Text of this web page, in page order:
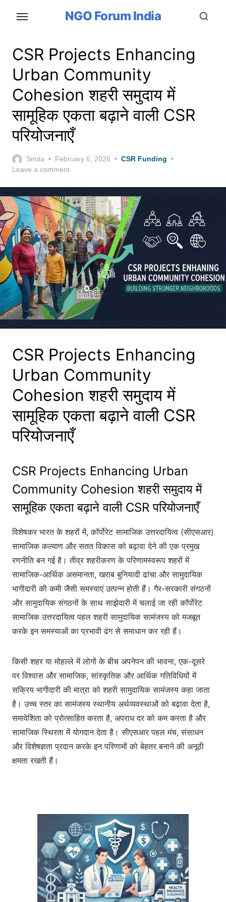
content
NGO Forum India
CSR Projects Enhancing
Urban Community
Cohesion शहरी समुदाय में
सामूहिक एकता बढ़ाने वाली CSR
परियोजनाएँ
Smita
Posted
on
February 6, 2026
CSR Funding
Leave a comment
CSR Projects Enhancing
Urban Community
Cohesion शहरी समुदाय में
सामूहिक एकता बढ़ाने वाली CSR
परियोजनाएँ
CSR Projects Enhancing Urban
Community Cohesion शहरी समुदाय में
सामूहिक एकता बढ़ाने वाली CSR परियोजनाएँ
विशेषकर भारत के शहरों में, कॉर्पोरेट सामाजिक उत्तरदायित्व (सीएसआर)
सामाजिक कल्याण और सतत विकास को बढ़ावा देने की एक प्रमुख
रणनीति बन गई है। तीव्र शहरीकरण के परिणामस्वरूप शहरों में
सामाजिक-आर्थिक असमानता, खराब बुनियादी ढांचा और सामुदायिक
भागीदारी की कमी जैसी समस्याएं उत्पन्न होती हैं। गैर-सरकारी संगठनों
और सामुदायिक संगठनों के साथ साझेदारी में चलाई जा रही कॉर्पोरेट
सामाजिक उत्तरदायित्व पहल शहरी सामुदायिक सामंजस्य को मजबूत
करके इन समस्याओं का प्रभावी ढंग से समाधान कर रही हैं।
किसी शहर या मोहल्ले में लोगों के बीच अपनेपन की भावना, एक-दूसरे
पर विश्वास और सामाजिक, सांस्कृतिक और आर्थिक गतिविधियों में
सक्रिय भागीदारी की मात्रा को शहरी सामुदायिक सामंजस्य कहा जाता
है। उच्च स्तर का सामंजस्य स्थानीय अर्थव्यवस्थाओं को बढ़ावा देता है,
समावेशिता को प्रोत्साहित करता है, अपराध दर को कम करता है और
सामाजिक स्थिरता में योगदान देता है। सीएसआर पहल मंच, संसाधन
और विशेषज्ञता प्रदान करके इन परिणामों को बेहतर बनाने की अनूठी
क्षमता रखती हैं।